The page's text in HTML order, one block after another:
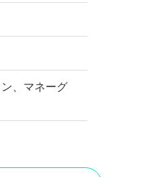
、マネーグ